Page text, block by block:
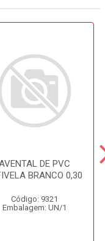
DE PVC
BRANCO 0,30
Código: 9321
Embalagem: UN/1